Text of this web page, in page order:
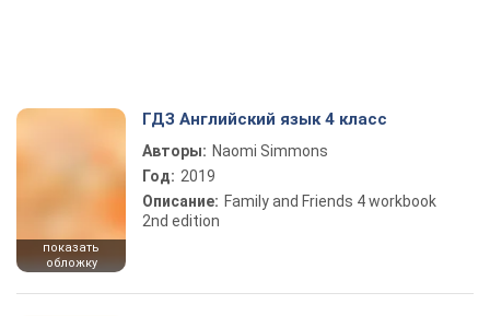
показать
обложку
ГДЗ Английский язык 4 класс
Авторы: Naomi Simmons
Год: 2019
Описание: Family and Friends 4 workbook
2nd edition